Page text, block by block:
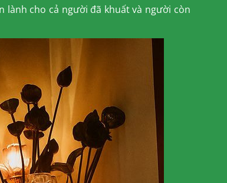
lành cho cả người đã khuất và người còn